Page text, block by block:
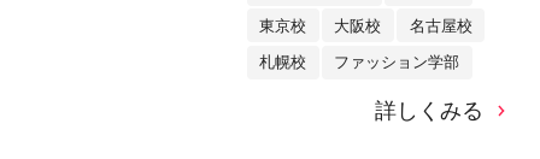
東京校 大阪校 名古屋校
札幌校 ファッション学部
詳しくみる